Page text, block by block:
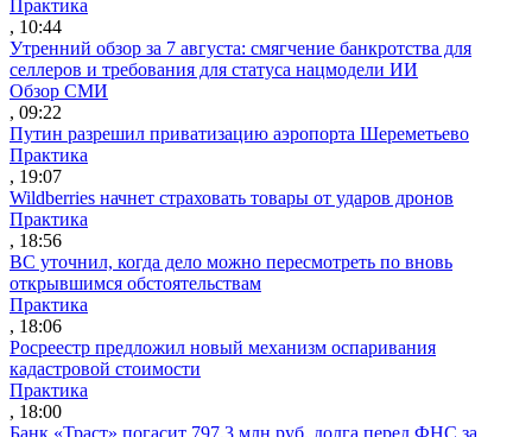
Практика
, 10:44
Утренний обзор за 7 августа: смягчение банкротства для
селлеров и требования для статуса нацмодели ИИ
Обзор СМИ
, 09:22
Путин разрешил приватизацию аэропорта Шереметьево
Практика
, 19:07
Wildberries начнет страховать товары от ударов дронов
Практика
, 18:56
ВС уточнил, когда дело можно пересмотреть по вновь
открывшимся обстоятельствам
Практика
, 18:06
Росреестр предложил новый механизм оспаривания
кадастровой стоимости
Практика
, 18:00
Банк «Траст» погасит 797,3 млн руб. долга перед ФНС за